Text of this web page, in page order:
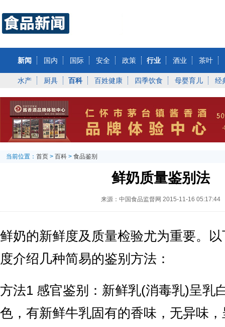
新闻 国内 国际 安全 政策 行业 酒业 茶叶
水产 厨具 百科 百姓健康 四季饮食 母婴育儿 经
当前位置： 首页 > 百科 > 食品鉴别
鲜奶质量鉴别法
来源：中国食品监督网 2015-11-16 05:17:44
鲜奶的新鲜度及质量检验尤为重要。
度介绍几种简易的鉴别方法：
方法1 感官鉴别：新鲜乳(消毒乳)呈乳
色，有新鲜牛乳固有的香味，无异味